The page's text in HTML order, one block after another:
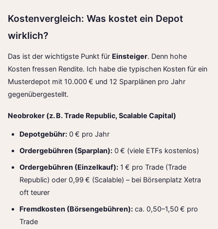
Kostenvergleich: Was kostet ein Depot
wirklich?
Das ist der wichtigste Punkt für Einsteiger. Denn hohe
Kosten fressen Rendite. Ich habe die typischen Kosten für ein
Musterdepot mit 10.000 € und 12 Sparplänen pro Jahr
gegenübergestellt.
Neobroker (z. B. Trade Republic, Scalable Capital)
Depotgebühr: 0 € pro Jahr
Ordergebühren (Sparplan): 0 € (viele ETFs kostenlos)
Ordergebühren (Einzelkauf): 1 € pro Trade (Trade
Republic) oder 0,99 € (Scalable) – bei Börsenplatz Xetra
oft teurer
Fremdkosten (Börsengebühren): ca. 0,50–1,50 € pro
Trade